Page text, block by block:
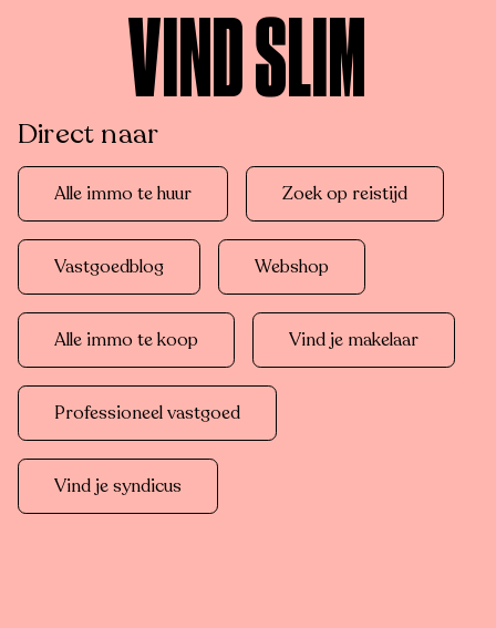
VIND SLIM
Direct naar
Alle immo te huur Zoek op reistijd
Vastgoedblog Webshop
Alle immo te koop Vind je makelaar
Professioneel vastgoed
Vind je syndicus